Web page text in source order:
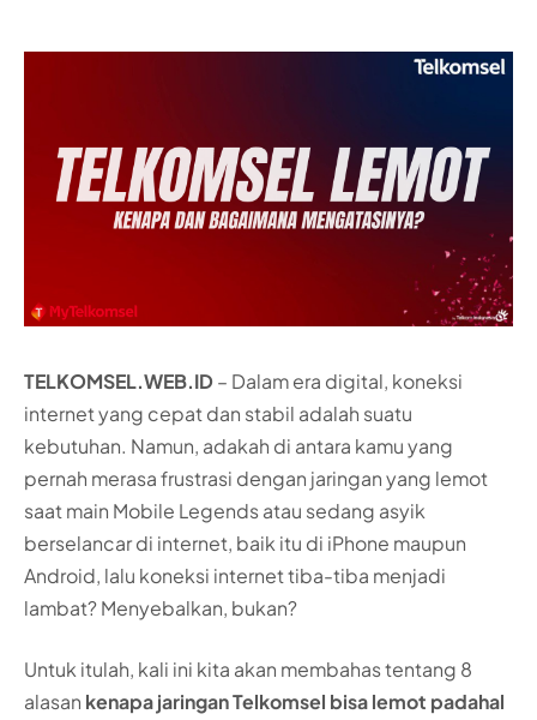
TELKOMSEL.WEB.ID– Dalam era digital, koneksi
internet yang cepat dan stabil adalah suatu
kebutuhan. Namun, adakah di antara kamu yang
pernah merasa frustrasi dengan jaringan yang lemot
saat main Mobile Legends atau sedang asyik
berselancar di internet, baik itu di iPhone maupun
Android, lalu koneksi internet tiba-tiba menjadi
lambat? Menyebalkan, bukan?
Untuk itulah, kali ini kita akan membahas tentang 8
alasan kenapa jaringan Telkomsel bisa lemot padahal